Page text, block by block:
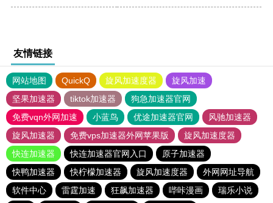
友情链接
网站地图 QuickQ 旋风加速度器
旋风加速
坚果加速器
tiktok加速器
狗急加速器官网
免费vqn外网加速
小蓝鸟 优途加速器官网
风驰加速器
旋风加速器
免费vps加速器外网苹果版
旋风加速度器
快连加速器
快连加速器官网入口
原子加速器
快鸭加速器
快柠檬加速器 旋风加速度器
外网网址导航
软件中心
雷霆加速 狂飙加速器 哔咔漫画
瑞乐小说